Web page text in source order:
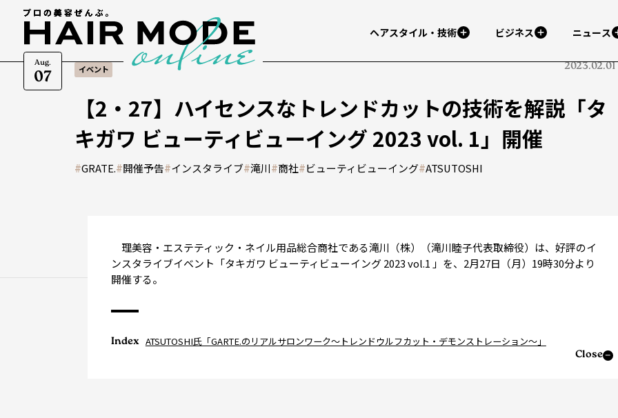
Aug.
07
ヘアスタイル・技術 ビジネス ニュース
イベント 2023.02.01
【2・27】ハイセンスなトレンドカットの技術を解説「タ
キガワ ビューティビューイング 2023 vol. 1」開催
#GRATE.#開催予告#インスタライブ#滝川#商社#ビューティビューイング#ATSUTOSHI
理美容・エステティック・ネイル用品総合商社である滝川（株）（滝川睦子代表取締役）は、好評のイ
ンスタライブイベント「タキガワ ビューティビューイング 2023 vol.1 」を、2月27日（月）19時30分より
開催する。
Index
Close
ATSUTOSHI氏「GARTE.のリアルサロンワーク～トレンドウルフカット・デモンストレーション～」